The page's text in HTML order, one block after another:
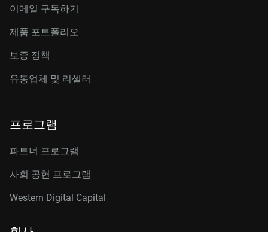
이메일 구독하기
제품 포트폴리오
보증 정책
유통업체 및 리셀러
프로그램
파트너 프로그램
사회 공헌 프로그램
Western Digital Capital